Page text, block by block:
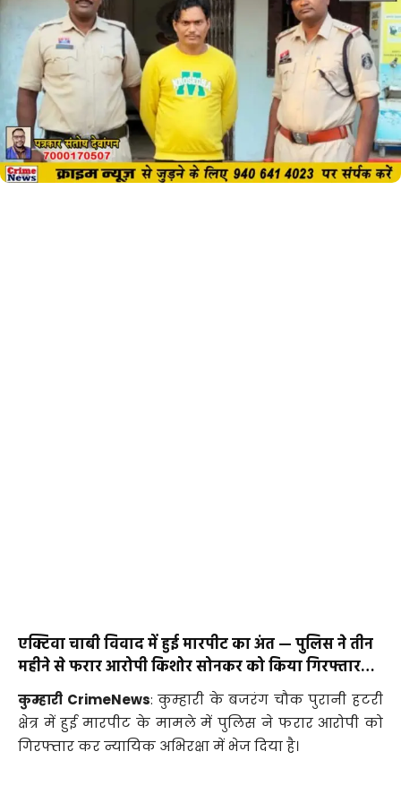
एक्टिवा चाबी विवाद में हुई मारपीट का अंत — पुलिस ने तीन
महीने से फरार आरोपी किशोर सोनकर को किया गिरफ्तार…
कुम्हारी CrimeNews: कुम्हारी के बजरंग चौक पुरानी हटरी
क्षेत्र में हुई मारपीट के मामले में पुलिस ने फरार आरोपी को
गिरफ्तार कर न्यायिक अभिरक्षा में भेज दिया है।